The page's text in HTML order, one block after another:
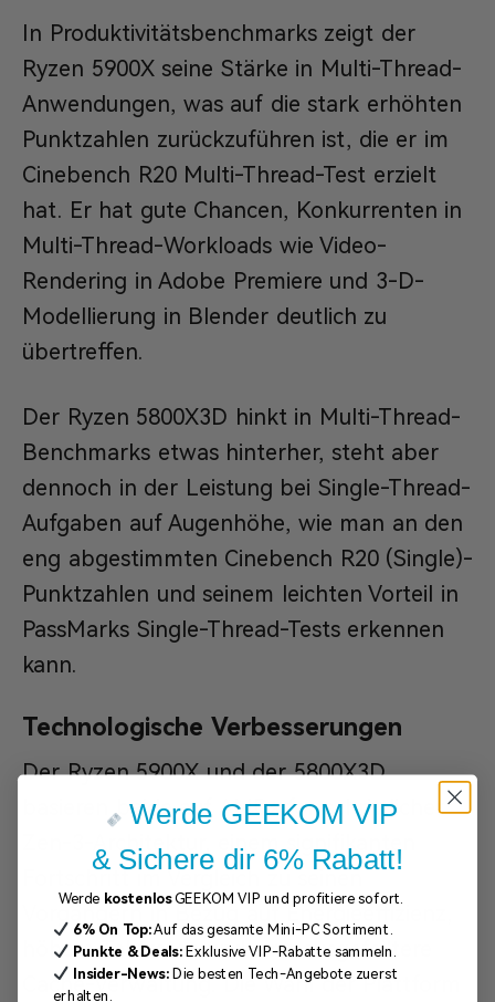
In Produktivitätsbenchmarks zeigt der
Ryzen 5900X seine Stärke in Multi-Thread-
Anwendungen, was auf die stark erhöhten
Punktzahlen zurückzuführen ist, die er im
Cinebench R20 Multi-Thread-Test erzielt
hat. Er hat gute Chancen, Konkurrenten in
Multi-Thread-Workloads wie Video-
Rendering in Adobe Premiere und 3-D-
Modellierung in Blender deutlich zu
übertreffen.
Der Ryzen 5800X3D hinkt in Multi-Thread-
Benchmarks etwas hinterher, steht aber
dennoch in der Leistung bei Single-Thread-
Aufgaben auf Augenhöhe, wie man an den
eng abgestimmten Cinebench R20 (Single)-
Punktzahlen und seinem leichten Vorteil in
PassMarks Single-Thread-Tests erkennen
kann.
Technologische Verbesserungen
Der Ryzen 5900X und der 5800X3D
basieren beide auf AMDs fortschrittlicher
Zen-3-Architektur, einem signifikanten
Fortschritt im Vergleich zu seinen
Vorgängern in Bezug auf Energieeffizienz,
höhere Taktraten und eine ausgefeiltere
Cache-Verwaltung. Die Wahl der Plattform
Werde GEEKOM VIP
& Sichere dir 6% Rabatt!
Werde kostenlosGEEKOM VIP und profitiere sofort.
6% On Top:Auf das gesamte Mini-PC Sortiment.
Punkte & Deals:Exklusive VIP-Rabatte sammeln.
Insider-News:Die besten Tech-Angebote zuerst
erhalten.